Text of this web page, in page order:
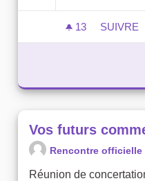
13 13
SUIVRE
Vos futurs
Rencontre officielle
Réunion de